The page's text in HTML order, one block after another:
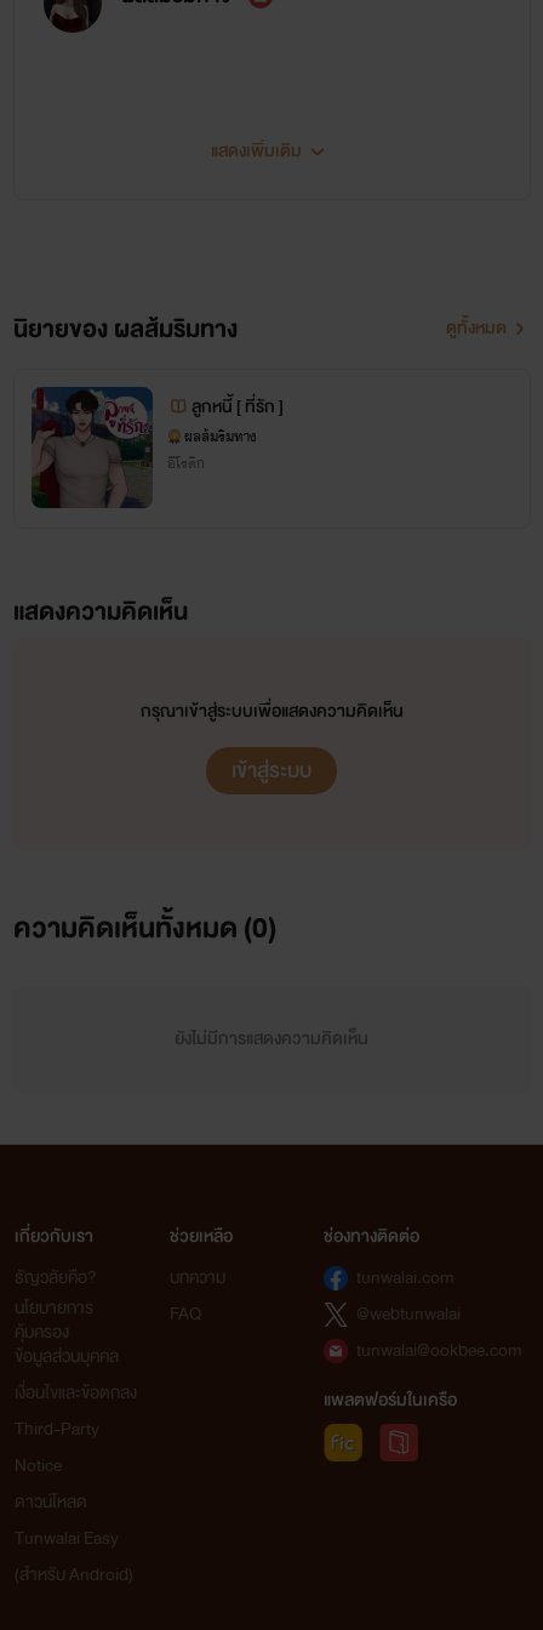
* โปรดใช้วิจารณญาณในการอ่าน
* หากผิดพลาดตรงไหนก็ขออภัยมา ณ ที่นี้ด้วยงับ
👉กดไลค์เป็นกำลังใจให้ไรท์ด้วยนะงับ 👈🤟
แสดงเพิ่มเติม
นิยายของ ผลส้มริมทาง ดูทั้งหมด
ลูกหนี้ [ ที่รัก ]
ผลส้มริมทาง
อีโรติก
แสดงความคิดเห็น
กรุณาเข้าสู่ระบบเพื่อแสดงความคิดเห็น
เข้าสู่ระบบ
ความคิดเห็นทั้งหมด (0)
ยังไม่มีการแสดงความคิดเห็น
เกี่ยวกับเรา
ธัญวลัยคือ?
นโยบายการ
คุ้มครอง
ข้อมูลส่วนบุคคล
เงื่อนไขและข้อตกลง
Third-Party
Notice
ดาวน์โหลด
Tunwalai Easy
(สำหรับ Android)
ช่วยเหลือ
บทความ
FAQ
ช่องทางติดต่อ
tunwalai.com
@webtunwalai
tunwalai@ookbee.com
แพลตฟอร์มในเครือ